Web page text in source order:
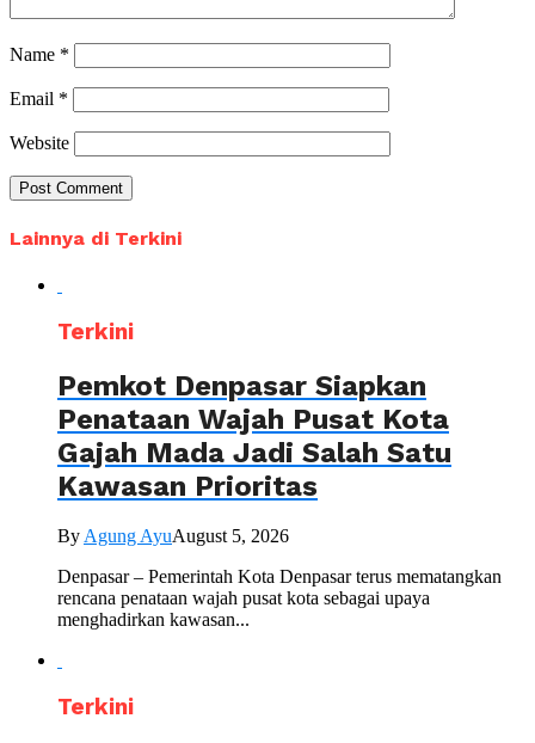
Name *
Email *
Website
Lainnya di Terkini
Terkini
Pemkot Denpasar Siapkan
Penataan Wajah Pusat Kota
Gajah Mada Jadi Salah Satu
Kawasan Prioritas
ByAgung AyuAugust 5, 2026
Denpasar – Pemerintah Kota Denpasar terus mematangkan
rencana penataan wajah pusat kota sebagai upaya
menghadirkan kawasan...
Terkini